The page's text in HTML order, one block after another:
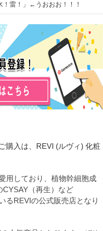
！雷！」←うおおお！！！
購入は、REVI (ルヴィ) 化粧
用しており、植物幹細胞成
（再生）など
るREVIの公式販売店となり